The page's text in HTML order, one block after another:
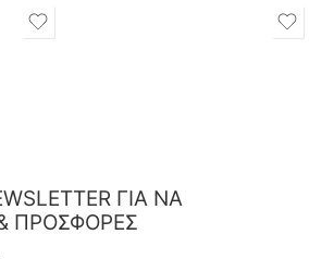
ΓΙΑ ΝΑ
ΠΡΟΣΦΟΡΕΣ